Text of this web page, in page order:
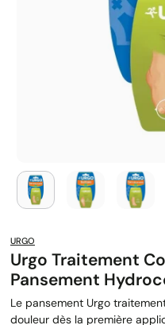
URGO
Urgo Traitement
Pansement
Le pansement Urgo
douleur dès la première